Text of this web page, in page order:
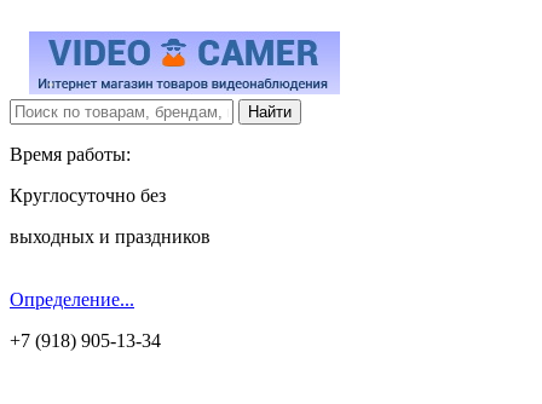
Время работы:
Круглосуточно без
выходных и праздников
Определение...
+7 (918) 905-13-34